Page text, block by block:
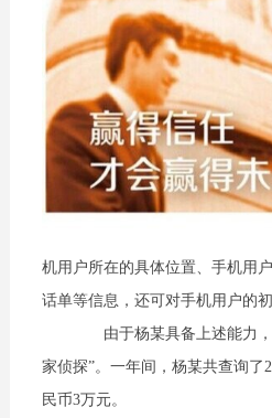
机用户所在的具体位置、手机用
话单等信息，还可对手机用户的
由于杨某具备上述能力，他
家侦探”。一年间，杨某共查询了
民币3万元。